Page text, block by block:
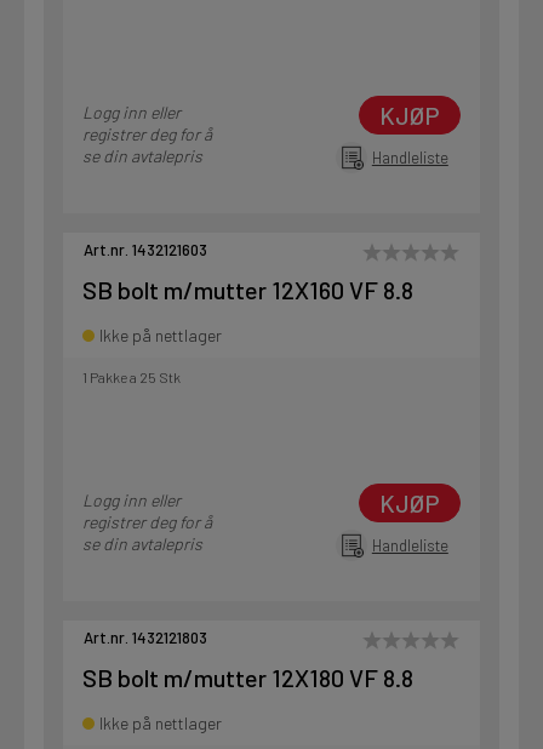
Logg inn eller
registrer deg for å
se din avtalepris
KJØP
Handleliste
Art.nr. 1432121603
SB bolt m/mutter 12X160 VF 8.8
Ikke på nettlager
1 Pakke a 25 Stk
Logg inn eller
registrer deg for å
se din avtalepris
KJØP
Handleliste
Art.nr. 1432121803
SB bolt m/mutter 12X180 VF 8.8
Ikke på nettlager